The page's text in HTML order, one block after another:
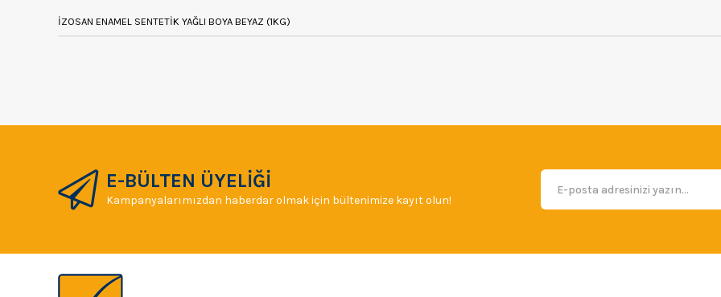
İZOSAN ENAMEL SENTETİK YAĞLI BOYA BEYAZ (1KG)
E-BÜLTEN ÜYELİĞİ
Kampanyalarımızdan haberdar olmak için bültenimize kayıt olun!